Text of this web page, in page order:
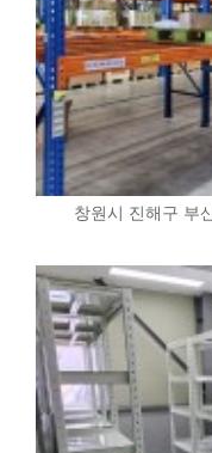
창원시 진해구 부